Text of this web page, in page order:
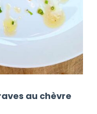
au chèvre